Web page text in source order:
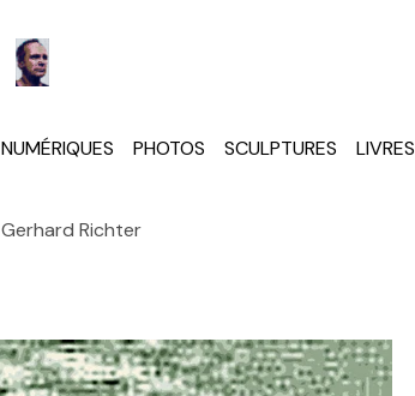
NUMÉRIQUES PHOTOS SCULPTURES LIVRES
Gerhard Richter